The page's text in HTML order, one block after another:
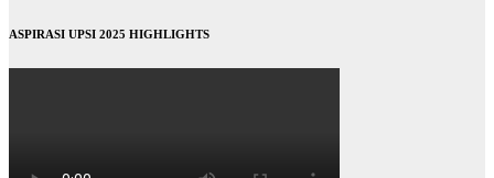
ASPIRASI UPSI 2025 HIGHLIGHTS